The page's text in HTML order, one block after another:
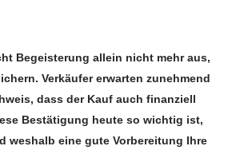
Begeisterung allein nicht mehr aus,
Verkäufer erwarten zunehmend
dass der Kauf auch finanziell
Bestätigung heute so wichtig ist,
weshalb eine gute Vorbereitung Ihre